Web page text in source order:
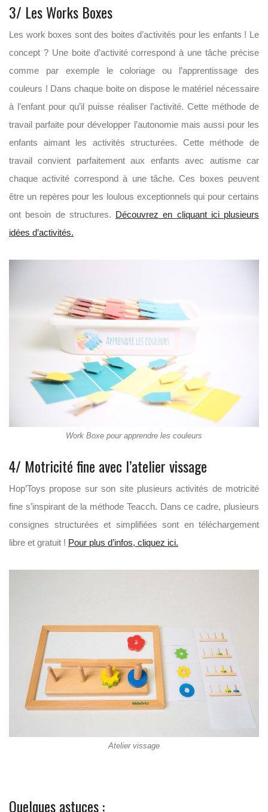
3/ Les Works Boxes
Les work boxes sont des boites d’activités pour les enfants ! Le
concept ? Une boite d’activité correspond à une tâche précise
comme par exemple le coloriage ou l’apprentissage des
couleurs ! Dans chaque boite on dispose le matériel nécessaire
à l’enfant pour qu’il puisse réaliser l’activité. Cette méthode de
travail parfaite pour développer l’autonomie mais aussi pour les
enfants aimant les activités structurées. Cette méthode de
travail convient parfaitement aux enfants avec autisme car
chaque activité correspond à une tâche. Ces boxes peuvent
être un repères pour les loulous exceptionnels qui pour certains
ont besoin de structures. Découvrez en cliquant ici plusieurs
idées d’activités.
Work Boxe pour apprendre les couleurs
4/ Motricité fine avec l’atelier vissage
Hop’Toys propose sur son site plusieurs activités de motricité
fine s’inspirant de la méthode Teacch. Dans ce cadre, plusieurs
consignes structurées et simplifiées sont en téléchargement
libre et gratuit ! Pour plus d’infos, cliquez ici.
Atelier vissage
Quelques astuces :